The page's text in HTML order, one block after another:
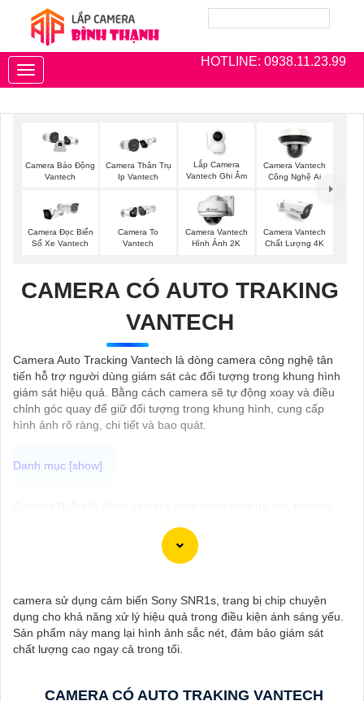
HOTLINE: 0938.11.23.99
Toggle
navigation
Camera Báo Động
Vantech
Camera Thân Trụ
Ip Vantech
Lắp Camera
Vantech Ghi Âm
Camera Vantech
Công Nghệ Ai
Camera Đọc Biển
Số Xe Vantech
Camera To
Vantech
Camera Vantech
Hình Ảnh 2K
Camera Vantech
Chất Lượng 4K
CAMERA CÓ AUTO TRAKING
VANTECH
Camera Auto Tracking Vantech là dòng camera công nghệ tân
tiến hỗ trợ người dùng giám sát các đối tượng trong khung hình
giám sát hiệu quả. Bằng cách camera sẽ tự động xoay và điều
chỉnh góc quay để giữ đối tượng trong khung hình, cung cấp
hình ảnh rõ ràng, chi tiết và bao quát.
nơi có điều kiện thời tiết khắc nghiệt. Camera Bullet thường có
khả năng quay đêm, chống nước, chống bụi, và có chất lượng
camera sử dụng cảm biến Sony SNR1s, trang bị chip chuyên
dụng cho khả năng xử lý hiệu quả trong điều kiện ánh sáng yếu.
Sản phẩm này mang lại hình ảnh sắc nét, đảm bảo giám sát
chất lượng cao ngay cả trong tối.
CAMERA CÓ AUTO TRAKING VANTECH